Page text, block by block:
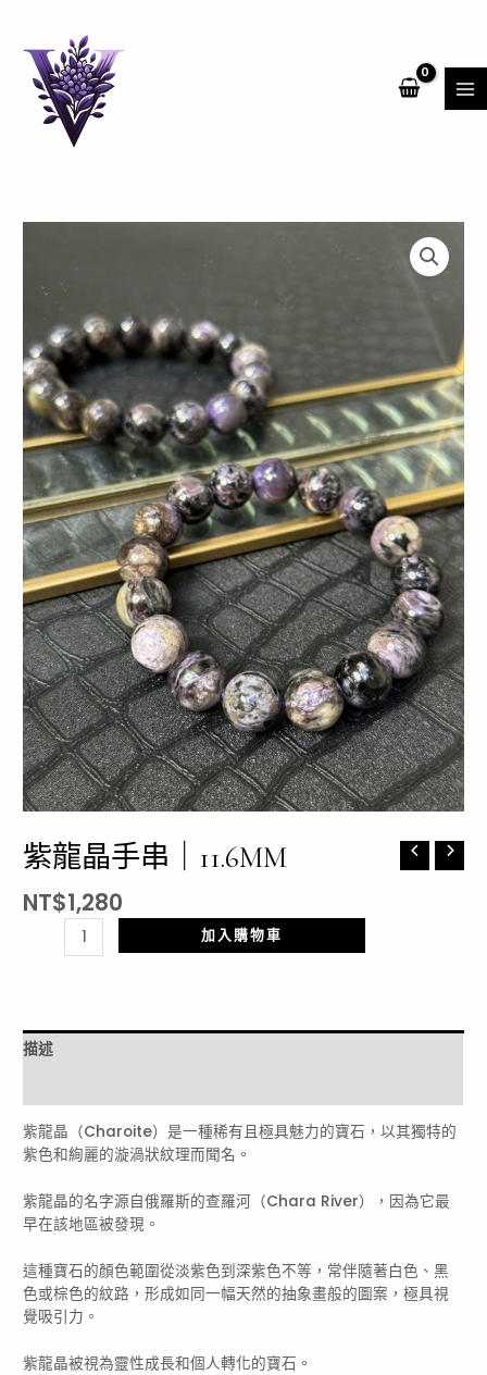
紫龍晶手串｜11.6MM
NT$1,280
紫
龍
晶
量
加入購物車
描述
紫龍晶（Charoite）是一種稀有且極具魅力的寶石，以其獨特的
紫色和絢麗的漩渦狀紋理而聞名。
紫龍晶的名字源自俄羅斯的查羅河（Chara River），因為它最
早在該地區被發現。
這種寶石的顏色範圍從淡紫色到深紫色不等，常伴隨著白色、黑
色或棕色的紋路，形成如同一幅天然的抽象畫般的圖案，極具視
覺吸引力。
紫龍晶被視為靈性成長和個人轉化的寶石。